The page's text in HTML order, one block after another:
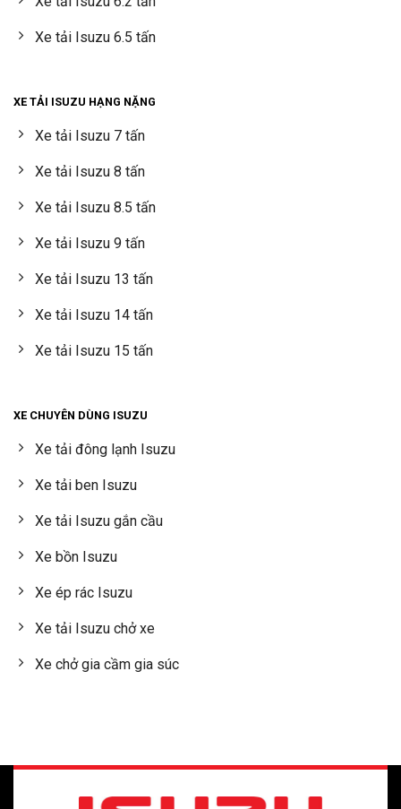
Xe tải Isuzu 6.5 tấn
XE TẢI ISUZU HẠNG NẶNG
Xe tải Isuzu 7 tấn
Xe tải Isuzu 8 tấn
Xe tải Isuzu 8.5 tấn
Xe tải Isuzu 9 tấn
Xe tải Isuzu 13 tấn
Xe tải Isuzu 14 tấn
Xe tải Isuzu 15 tấn
XE CHUYÊN DÙNG ISUZU
Xe tải đông lạnh Isuzu
Xe tải ben Isuzu
Xe tải Isuzu gắn cầu
Xe bồn Isuzu
Xe ép rác Isuzu
Xe tải Isuzu chở xe
Xe chở gia cầm gia súc